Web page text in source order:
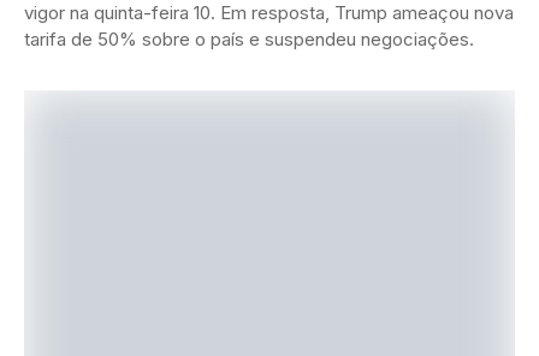
vigor na quinta-feira 10. Em resposta, Trump ameaçou nova
tarifa de 50% sobre o país e suspendeu negociações.